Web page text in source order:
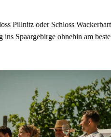
Pillnitz oder Schloss
Spaargebirge ohnehin am